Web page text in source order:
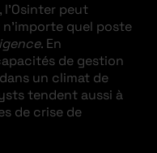
peut
quel poste
. En
de gestion
un climat de
tendent aussi à
de crise de